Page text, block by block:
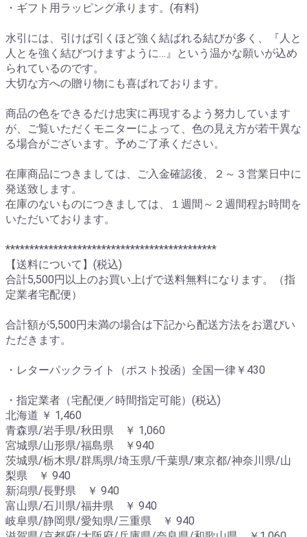
・ギフト用ラッピング承ります。(有料)
水引には、引けば引くほど強く結ばれる結びが多く、『人と
人とを強く結びつけますように…』という温かな願いが込め
られているのです。
大切な方への贈り物にも喜ばれております。
商品の色をできるだけ忠実に再現するよう努力しています
が、ご覧いただくモニターによって、色の見え方が若干異な
る場合がございます。予めご了承ください。
在庫商品につきましては、ご入金確認後、２～３営業日中に
発送致します。
在庫のないものにつきましては、１週間～２週間程お時間を
いただいております。
********************************************
【送料について】(税込)
合計5,500円以上のお買い上げで送料無料になります。（指
定業者宅配便）
合計額が5,500円未満の場合は下記から配送方法をお選びい
ただきます。
・レターパックライト（ポスト投函）全国一律￥430
・指定業者（宅配便／時間指定可能）(税込)
北海道 ￥ 1,460
青森県/岩手県/秋田県 ￥ 1,060
宮城県/山形県/福島県 ￥940
茨城県/栃木県/群馬県/埼玉県/千葉県/東京都/神奈川県/山
梨県 ￥ 940
新潟県/長野県 ￥ 940
富山県/石川県/福井県 ￥ 940
岐阜県/静岡県/愛知県/三重県 ￥ 940